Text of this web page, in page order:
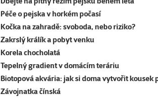
Péče o pejska v horkém počasí
Kočka na zahradě: svoboda, nebo riziko?
Zakrslý králík a pobyt venku
Korela chocholatá
Tepelný gradient v domácím teráriu
Biotopová akvária: jak si doma vytvořit kousek
Závojnatka čínská